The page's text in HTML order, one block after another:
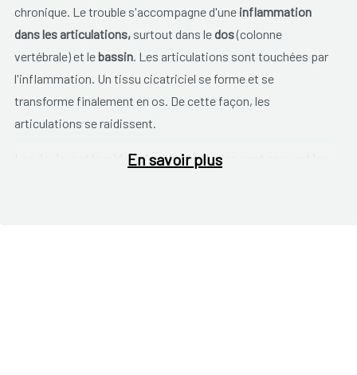
chronique. Le trouble s'accompagne d'une inflammation
dans les articulations,surtout dans ledos(colonne
vertébrale) et lebassin. Les articulations sont touchées par
l'inflammation. Un tissu cicatriciel se forme et se
transforme finalement en os. De cette façon, les
articulations se raidissent.
Les douleur et la raideur dans le bas du dos sont souvent les
En savoir plus